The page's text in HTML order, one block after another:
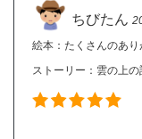
ちびたん
絵本：たくさんのあり
ストーリー： 雲の上の